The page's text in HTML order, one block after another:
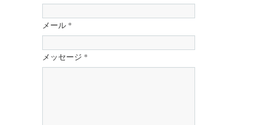
メール *
メッセージ *